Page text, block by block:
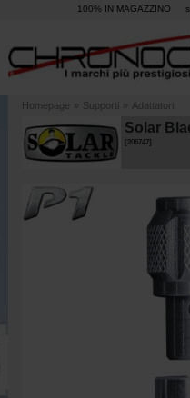
100% IN MAGAZZINO
Homepage » Supporti » Adattatori
Solar
205747]